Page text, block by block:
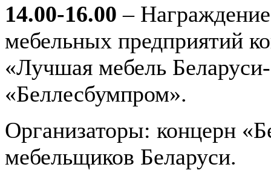
14.00-16.00 –
мебельных предприятий
«Лучшая мебель
«Беллесбумпром».
Организаторы: концерн
мебельщиков Беларуси.